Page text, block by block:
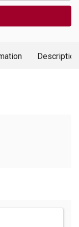
Description